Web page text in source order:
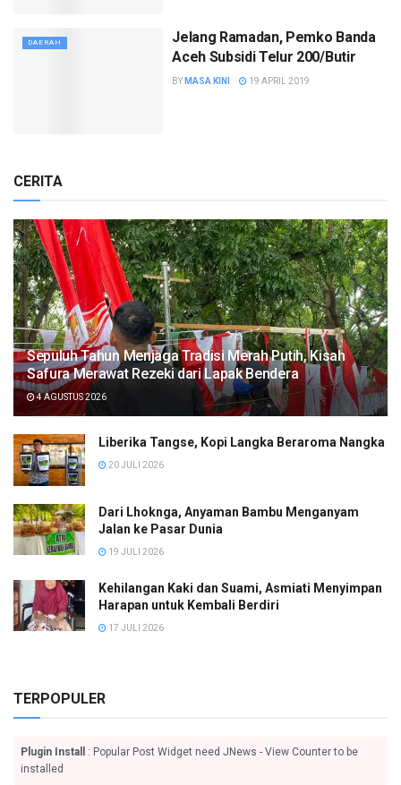
DAERAH
Jelang Ramadan, Pemko Banda
Aceh Subsidi Telur 200/Butir
BY MASA KINI 19 APRIL 2019
CERITA
Sepuluh Tahun Menjaga Tradisi Merah Putih, Kisah
Safura Merawat Rezeki dari Lapak Bendera
4 AGUSTUS 2026
Liberika Tangse, Kopi Langka Beraroma Nangka
20 JULI 2026
Dari Lhoknga, Anyaman Bambu Menganyam
Jalan ke Pasar Dunia
19 JULI 2026
Kehilangan Kaki dan Suami, Asmiati Menyimpan
Harapan untuk Kembali Berdiri
17 JULI 2026
TERPOPULER
Plugin Install
: Popular Post Widget need JNews - View Counter to be
installed